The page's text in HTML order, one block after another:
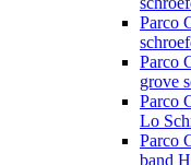
Parco
Parco
grove
Parco
Lo
Parco
band